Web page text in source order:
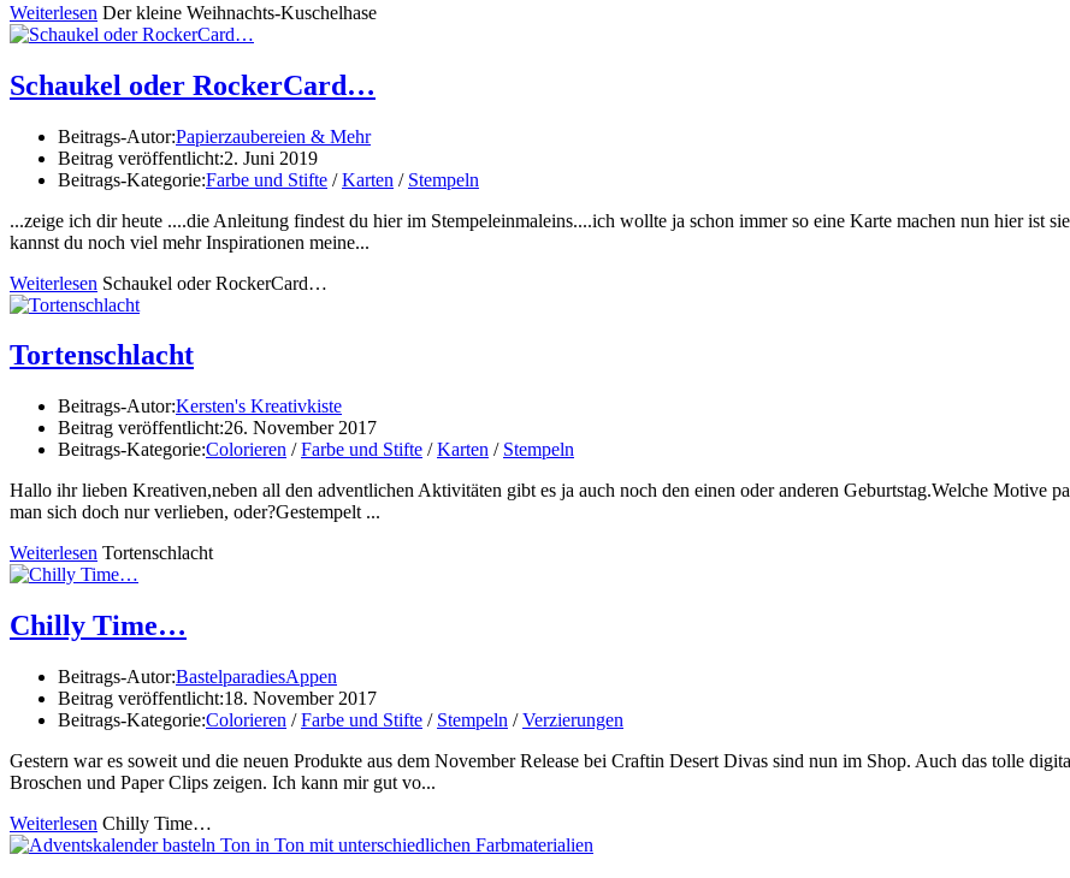
Weiterlesen Der kleine Weihnachts-Kuschelhase
Schaukel oder RockerCard…
Beitrags-Autor:Papierzaubereien & Mehr
Beitrag veröffentlicht:2. Juni 2019
Beitrags-Kategorie:Farbe und Stifte / Karten / Stempeln
...zeige ich dir heute ....die Anleitung findest du hier im Stempeleinmaleins....ich wollte ja schon immer so eine Karte machen nun hier ist
kannst du noch viel mehr Inspirationen meine...
Weiterlesen Schaukel oder RockerCard…
Tortenschlacht
Beitrags-Autor:Kersten's Kreativkiste
Beitrag veröffentlicht:26. November 2017
Beitrags-Kategorie:Colorieren / Farbe und Stifte / Karten / Stempeln
Hallo ihr lieben Kreativen,neben all den adventlichen Aktivitäten gibt es ja auch noch den einen oder anderen Geburtstag.Welche Motive
man sich doch nur verlieben, oder?Gestempelt ...
Weiterlesen Tortenschlacht
Chilly Time…
Beitrags-Autor:BastelparadiesAppen
Beitrag veröffentlicht:18. November 2017
Beitrags-Kategorie:Colorieren / Farbe und Stifte / Stempeln / Verzierungen
Gestern war es soweit und die neuen Produkte aus dem November Release bei Craftin Desert Divas sind nun im Shop. Auch das tolle
Broschen und Paper Clips zeigen. Ich kann mir gut vo...
Weiterlesen Chilly Time…